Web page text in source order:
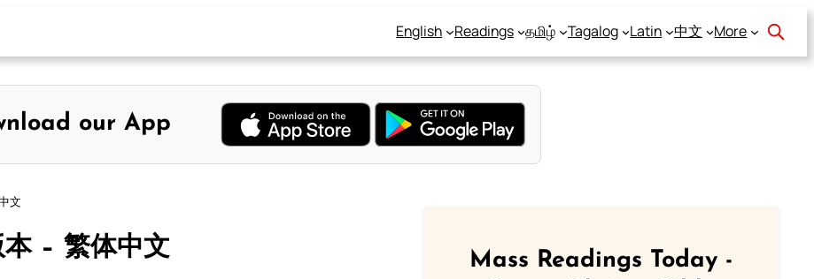
English Readings தமிழ் Tagalog Latin 中文 More
our App
文
– 繁体中文
Mass Readings Today -